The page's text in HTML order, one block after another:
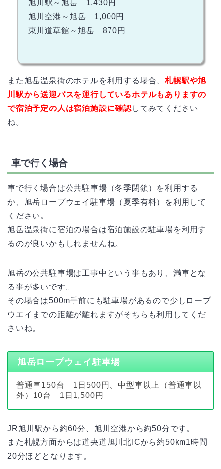
旭川駅～旭岳 1,430円
旭川空港～旭岳 1,000円
東川道草館～旭岳 870円
また旭岳温泉街のホテルを利用する場合、札幌駅や旭
川駅から送迎バスを運行しているホテルもありますの
で宿泊予定の人は宿泊施設に確認 してみてください
ね。
車で行く場合
車で行く場合は公共駐車場（冬季閉鎖）を利用する
か、旭岳ロープウェイ駐車場（夏季有料）を利用して
ください。
旭岳温泉街に宿泊の場合は宿泊施設の駐車場を利用す
るのが良いかもしれませんね。
旭岳の公共駐車場は工事中という事もあり、満車とな
る事が多いです。
その場合は500m手前にも駐車場があるので少しロープ
ウエイまでの距離が離れますがそちらも利用してくだ
さいね。
旭岳ロープウェイ駐車場
普通車150台 1日500円、中型車以上（普通車以
外）10台 1日1,500円
JR旭川駅から約60分、旭川空港から約50分です。
また札幌方面からは道央道旭川北ICから約50km1時間
20分ほどとなります。